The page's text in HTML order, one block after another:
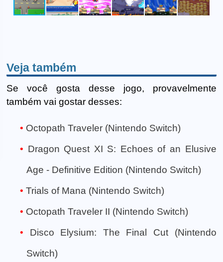
Veja também
Se você gosta desse jogo, provavelmente
também vai gostar desses:
Octopath Traveler (Nintendo Switch)
Dragon Quest XI S: Echoes of an Elusive
Age - Definitive Edition (Nintendo Switch)
Trials of Mana (Nintendo Switch)
Octopath Traveler II (Nintendo Switch)
Disco Elysium: The Final Cut (Nintendo
Switch)